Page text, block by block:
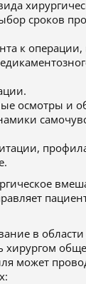
сроков
к
осмотры и
в
хирургом
может